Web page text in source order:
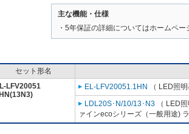
主な機能・仕様
・5年保証の詳細についてはホームペ
セット形名
LFV20051
EL-LFV20051.1HN
（ LED照
LDL20S･N/10/13･N3 （ LED
ァインecoシリーズ（一般用途)